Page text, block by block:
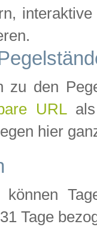
zu den
URLals
hier
können
Tage